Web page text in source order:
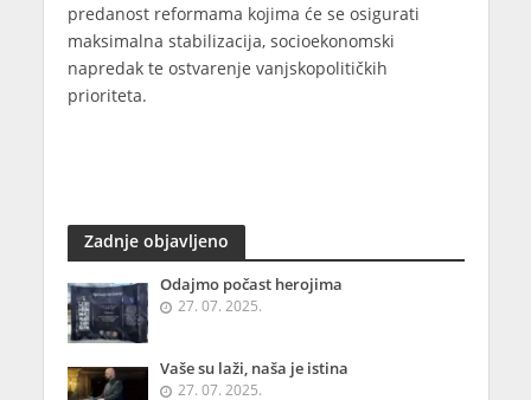
predanost reformama kojima će se osigurati
maksimalna stabilizacija, socioekonomski
napredak te ostvarenje vanjskopolitičkih
prioriteta.
Zadnje objavljeno
Odajmo počast herojima
27. 07. 2025.
Vaše su laži, naša je istina
27. 07. 2025.